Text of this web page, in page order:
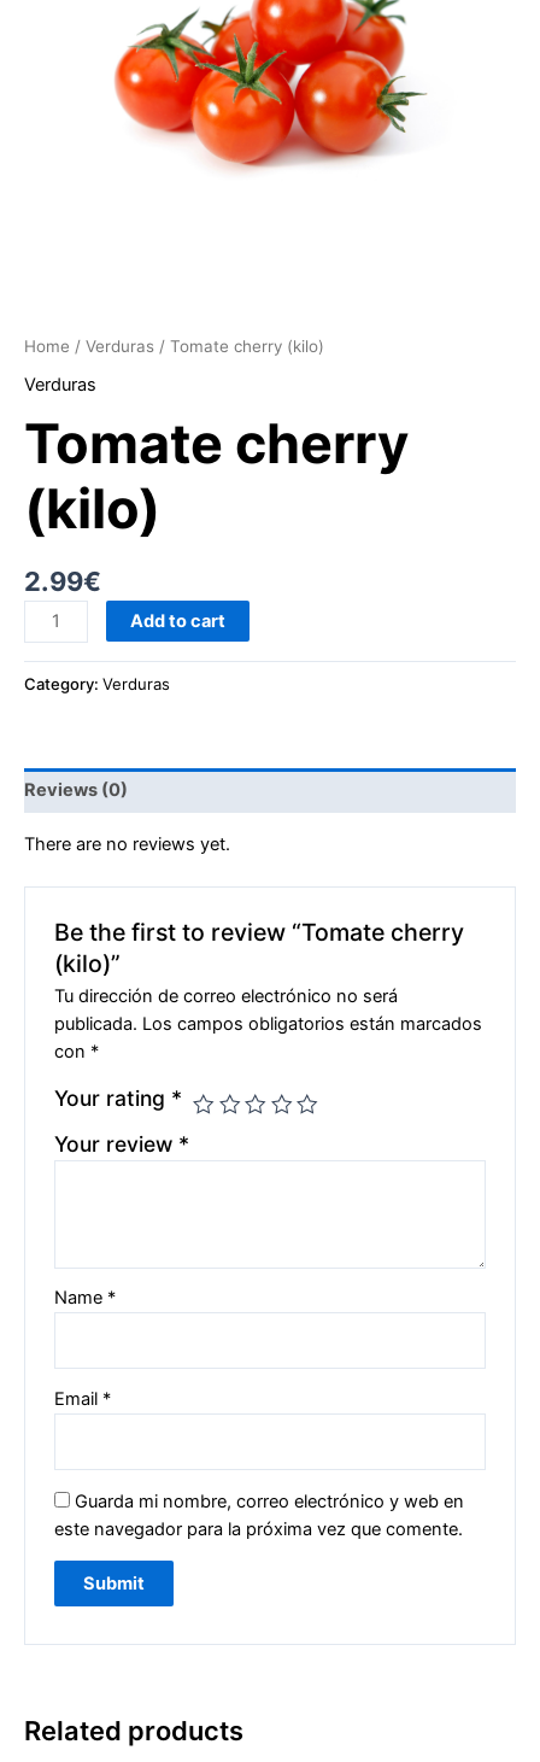
Home / Verduras / Tomate cherry (kilo)
Verduras
Tomate cherry
(kilo)
2.99€
Add to cart
Category: Verduras
Reviews (0)
There are no reviews yet.
Be the first to review “Tomate cherry
(kilo)”
Tu dirección de correo electrónico no será
publicada. Los campos obligatorios están marcados
con *
Your rating *
Your review *
Name *
Email *
Guarda mi nombre, correo electrónico y web en
este navegador para la próxima vez que comente.
Related products